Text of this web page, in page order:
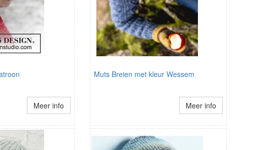
Meer info
Muts Breien met kleur Wessem
Meer info